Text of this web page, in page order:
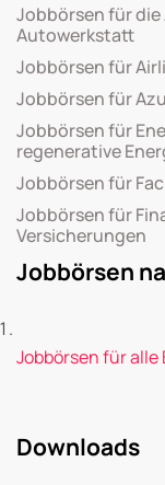
Jobbörsen für
Autowerkstatt
Jobbörsen für
Jobbörsen für
Jobbörsen für
regenerative
Jobbörsen für
Jobbörsen für
Versicherungen
Jobbörsen
Jobbörsen für
Downloads